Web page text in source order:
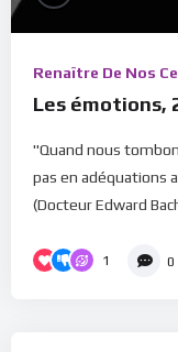
Renaître De Nos
Les émotions,
"Quand nous
pas en adéquations
(Docteur Edward
1 0